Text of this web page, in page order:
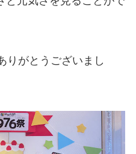
りがとうございまし